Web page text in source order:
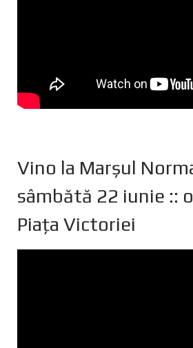
Vino la Marșul
sâmbătă 22 iunie ::
Piața Victoriei